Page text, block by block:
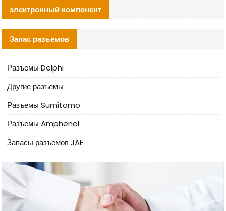
электронный компонент
Запас разъемов
Разъемы Delphi
Другие разъемы
Разъемы Sumitomo
Разъемы Amphenol
Запасы разъемов JAE